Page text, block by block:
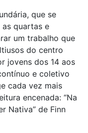
que se
quartas e
um trabalho que
do centro
jovens dos 14 aos
e coletivo
cada vez mais
encenada: “Na
Nativa” de Finn